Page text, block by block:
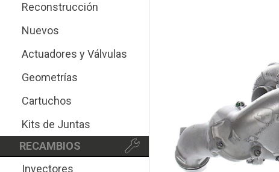
Reconstrucción
Nuevos
Actuadores y Válvulas
Geometrías
Cartuchos
Kits de Juntas
RECAMBIOS
Inyectores